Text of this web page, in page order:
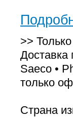
>>
Доставка
Saeco •
только
Страна